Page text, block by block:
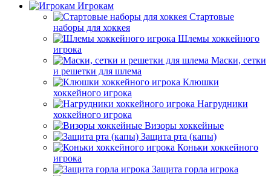
Игрокам
Стартовые
наборы для хоккея
Шлемы хоккейного
игрока
Маски, сетки
и решетки для шлема
Клюшки
хоккейного игрока
Нагрудники
хоккейного игрока
Визоры хоккейные
Защита рта (капы)
Коньки хоккейного
игрока
Защита горла игрока